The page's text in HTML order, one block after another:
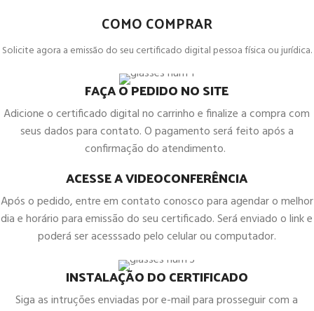
COMO COMPRAR
Solicite agora a emissão do seu certificado digital pessoa física ou jurídica.
FAÇA O PEDIDO NO SITE
Adicione o certificado digital no carrinho e finalize a compra com
seus dados para contato. O pagamento será feito após a
confirmação do atendimento.
ACESSE A VIDEOCONFERÊNCIA
Após o pedido, entre em contato conosco para agendar o melhor
dia e horário para emissão do seu certificado. Será enviado o link e
poderá ser acesssado pelo celular ou computador.
INSTALAÇÃO DO CERTIFICADO
Siga as intruções enviadas por e-mail para prosseguir com a